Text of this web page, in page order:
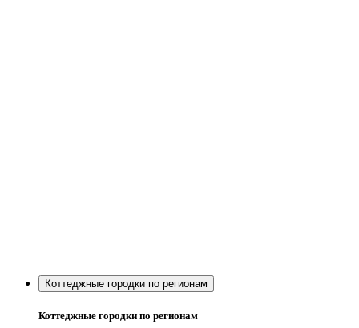
Коттеджные городки по регионам
Коттеджные городки по регионам